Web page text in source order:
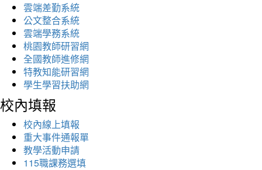
雲端差勤系統
公文整合系統
雲端學務系統
桃園教師研習網
全國教師進修網
特教知能研習網
學生學習扶助網
校內填報
校內線上填報
重大事件通報單
教學活動申請
115職課務選填